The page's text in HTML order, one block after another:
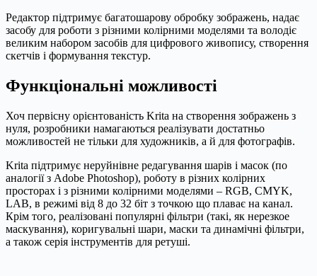
Редактор підтримує багатошарову обробку зображень, надає
засобу для роботи з різними колірними моделями та володіє
великим набором засобів для цифрового живопису, створення
скетчів і формування текстур.
Функціональні можливості
Хоч первісну орієнтованість Krita на створення зображень з
нуля, розробники намагаються реалізувати достатньо
можливостей не тільки для художників, а й для фотографів.
Krita підтримує неруйнівне редагування шарів і масок (по
аналогії з Adobe Photoshop), роботу в різних колірних
просторах і з різними колірними моделями – RGB, CMYK,
LAB, в режимі від 8 до 32 біт з точкою що плаває на канал.
Крім того, реалізовані популярні фільтри (такі, як нерезкое
маскування), коригувальні шари, маски та динамічні фільтри,
а також серія інструментів для ретуші.